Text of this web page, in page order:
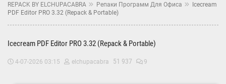
REPACK BY ELCHUPACABRA Репаки Программ Для Офиса
Icecream
PDF Editor PRO 3.32 (Repack & Portable)
Icecream PDF Editor PRO 3.32 (Repack & Portable)
4-07-2026 03:15 elchupacabra 51 937 9